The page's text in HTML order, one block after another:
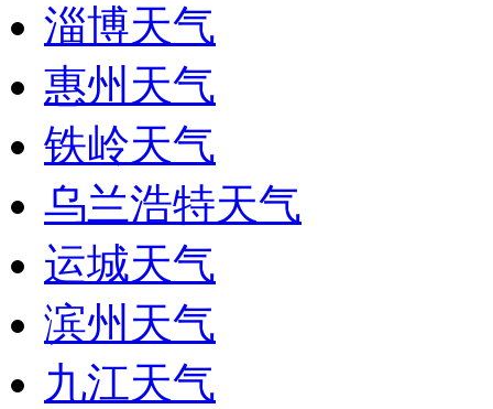
淄博天气
惠州天气
铁岭天气
乌兰浩特天气
运城天气
滨州天气
九江天气